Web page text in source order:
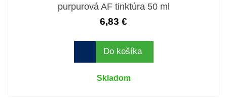
purpurová AF tinktúra 50 ml
6,83 €
Do košíka
Skladom